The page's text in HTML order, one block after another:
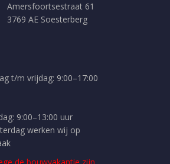
Amersfoortsestraat 61
3769 AE Soesterberg
t/m vrijdag: 9:00–17:00
9:00–13:00 uur
werken wij op